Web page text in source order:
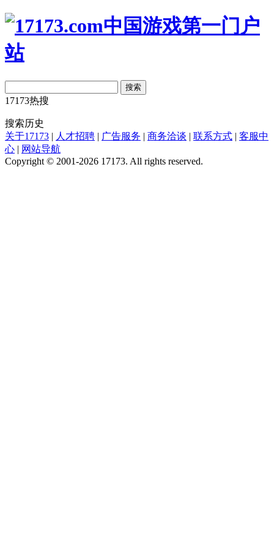
搜索
17173热搜
搜索历史
关于17173 | 人才招聘 | 广告服务 | 商务洽谈 | 联系方式 | 客服中
心 | 网站导航
Copyright © 2001-2026 17173. All rights reserved.